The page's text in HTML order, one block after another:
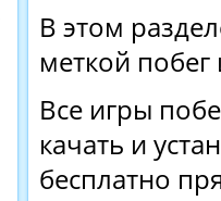
В этом
меткой
Все игры
качать и
бесплатно